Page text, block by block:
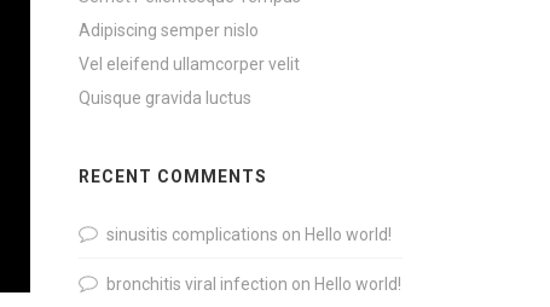
Adipiscing semper nislo
Vel eleifend ullamcorper velit
Quisque gravida luctus
RECENT COMMENTS
sinusitis complications on Hello world!
bronchitis viral infection on Hello world!